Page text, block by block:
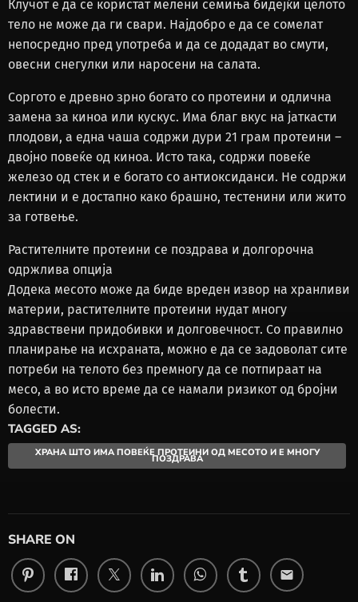
Клучот е да се користат мелени семиња бидејќи целото
тело не може да ги свари. Најдобро е да се сомелат
непосредно пред употреба и да се додадат во смути,
овесни снегулки или наросени на салата.
Соргото е древно зрно богато со протеини и одлична
замена за киноа или кускус. Има благ вкус на јаткасти
плодови, а една чаша содржи дури 21 грам протеини –
двојно повеќе од киноа. Исто така, содржи повеќе
железо од стек и е богато со антиоксиданси. Не содржи
лектини и е достапно како брашно, тестенини или жито
за готвење.
Растителните протеини се поздрава и долгорочна
одржлива опција
Додека месото може да биде вреден извор на хранливи
материи, растителните протеини нудат многу
здравствени придобивки и долговечност. Со правилно
планирање на исхраната, можно е да се задоволат сите
потреби на телото без премногу да се потпираат на
месо, а во исто време да се намали ризикот од бројни
болести.
TAGGED AS:
ХРАНА ШТО ИМА ПОВЕЌЕ ПРОТЕИНИ ОД МЕСОТО И Е МНОГУ
ПОЗДРАВА
SHARE ON
email